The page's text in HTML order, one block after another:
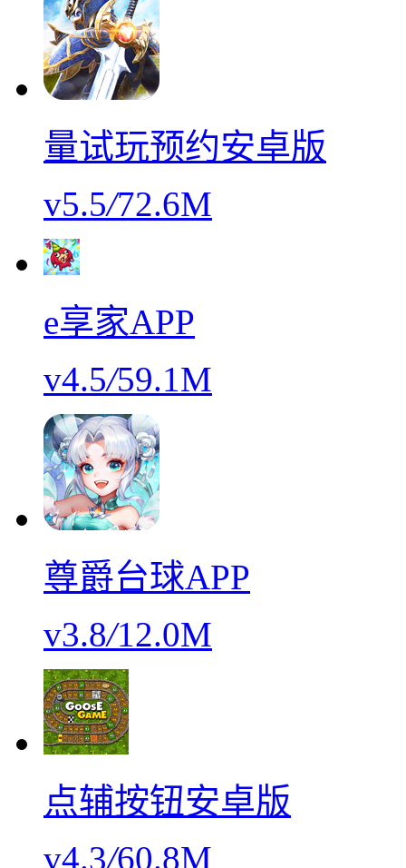
量试玩预约安卓版
v5.5/72.6M
e享家APP
v4.5/59.1M
尊爵台球APP
v3.8/12.0M
点辅按钮安卓版
v4.3/60.8M